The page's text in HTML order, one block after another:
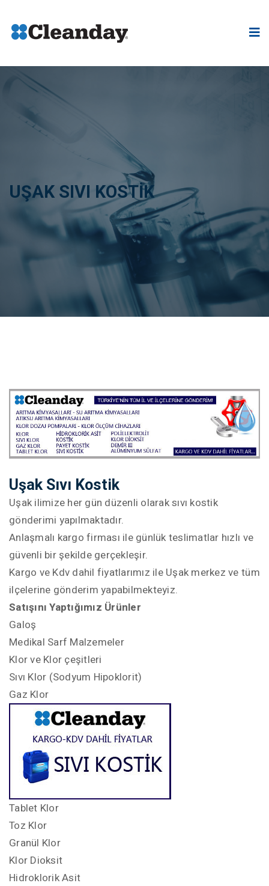
UŞAK SIVI KOSTİK
Uşak Sıvı Kostik
Uşak ilimize her gün düzenli olarak sıvı kostik
gönderimi yapılmaktadır.
Anlaşmalı kargo firması ile günlük teslimatlar hızlı ve
güvenli bir şekilde gerçekleşir.
Kargo ve Kdv dahil fiyatlarımız ile Uşak merkez ve tüm
ilçelerine gönderim yapabilmekteyiz.
Satışını Yaptığımız Ürünler
Galoş
Medikal Sarf Malzemeler
Klor ve Klor çeşitleri
Sıvı Klor (Sodyum Hipoklorit)
Gaz Klor
Tablet Klor
Toz Klor
Granül Klor
Klor Dioksit
Hidroklorik Asit